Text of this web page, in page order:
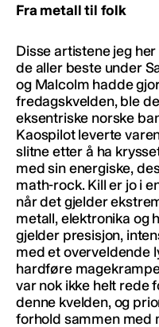
Fra metall til folk
Disse artistene jeg
de aller beste under
og Malcolm hadde
fredagskvelden, ble
eksentriske norske
Kaospilot leverte
slitne etter å ha
med sin energiske,
math-rock. Kill er jo i
når det gjelder
metall, elektronika og
gjelder presisjon,
med et overveldende
hardføre
var nok ikke helt rede
denne kvelden, og
forhold sammen med